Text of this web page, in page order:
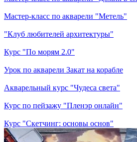
Мастер-класс по акварели "Метель"
"Клуб любителей архитектуры"
Курс "По морям 2.0"
Урок по акварели Закат на корабле
Акварельный курс "Чудеса света"
Курс по пейзажу "Пленэр онлайн"
Курс "Скетчинг: основы основ"